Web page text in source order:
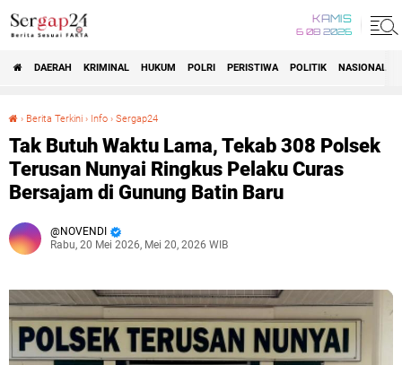
KAMIS
6 08 2026
DAERAH KRIMINAL HUKUM POLRI PERISTIWA POLITIK NASIONAL
› Berita Terkini › Info › Sergap24
Tak Butuh Waktu Lama, Tekab 308 Polsek
Terusan Nunyai Ringkus Pelaku Curas
Bersajam di Gunung Batin Baru
NOVENDI
Rabu, 20 Mei 2026, Mei 20, 2026 WIB